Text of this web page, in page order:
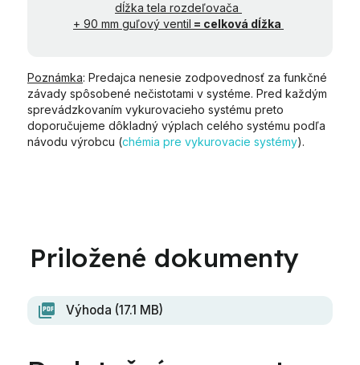
dĺžka tela rozdeľovača
+ 90 mm guľový ventil = celková dĺžka
Poznámka: Predajca nenesie zodpovednosť za funkčné
závady spôsobené nečistotami v systéme. Pred každým
sprevádzkovaním vykurovacieho systému preto
doporučujeme dôkladný výplach celého systému podľa
návodu výrobcu (chémia pre vykurovacie systémy).
Výhoda (17.1 MB)